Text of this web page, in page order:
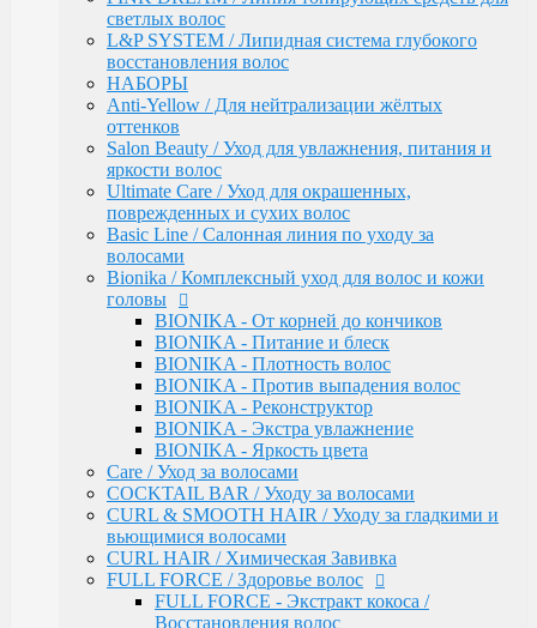
COCKTAIL BAR / Уходу за волосами
CURL & SMOOTH HAIR / Уходу за гладкими и
вьющимися волосами
CURL HAIR / Химическая Завивка
FULL FORCE / Здоровье волос
FULL FORCE - Экстракт кокоса /
Восстановления волос
FULL FORCE / Экстракт пурпурного
женьшеня
FULL FORCE - Экстракт алоэ / Против
перхоти
FULL FORCE / Экстракт бамбука
INTENSE PROFI COLOR / Поддержание яркости
цвета и уход за окрашенными волосами
KERATINE ROYAL TREATMENT / Кератиновое
восстановление
KERATINE SYSTEM / Кератиновое выпрямление
волос
MATISSE COLOR / Пигмент прямого действия
MATISSE COLOR / Тонирующие маски
MEGAPOLIS / Антиоксидантная премиум-серия
PERFECT HAIR
PREMIER FOR MEN
SERVICE LINE / Салонный уход
SHINE BLOND / Уход за светлыми волосами
STYLE / Укладка
VISION / Крем-краска для бровей и ресниц
X-PLEX
Окрашивание волос
светлых волос
L&P SYSTEM / Липидная система глубокого
восстановления волос
НАБОРЫ
Anti-Yellow / Для нейтрализации жёлтых
оттенков
Salon Beauty / Уход для увлажнения, питания и
яркости волос
Ultimate Care / Уход для окрашенных,
поврежденных и сухих волос
Basic Line / Салонная линия по уходу за
волосами
Bionika / Комплексный уход для волос и кожи
головы
BIONIKA - От корней до кончиков
BIONIKA - Питание и блеск
BIONIKA - Плотность волос
BIONIKA - Против выпадения волос
BIONIKA - Реконструктор
BIONIKA - Экстра увлажнение
BIONIKA - Яркость цвета
Care / Уход за волосами
COCKTAIL BAR / Уходу за волосами
CURL & SMOOTH HAIR / Уходу за гладкими и
вьющимися волосами
CURL HAIR / Химическая Завивка
FULL FORCE / Здоровье волос
FULL FORCE - Экстракт кокоса /
Восстановления волос